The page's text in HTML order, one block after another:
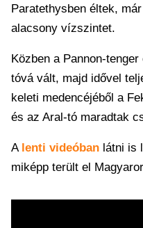
Paratethysben éltek,
alacsony vízszintet.
Közben a Pannon-
tóvá vált, majd idővel
keleti medencéjéből a
és az Aral-tó maradtak
A lenti videóban látni is
miképp terült el